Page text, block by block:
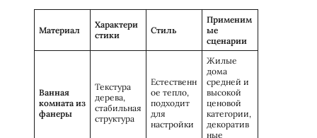
Материал
Характери
стики
Стиль
Применим
ые
сценарии
Ванная
комната из
фанеры
Текстура
дерева,
стабильная
структура
Естественн
ое тепло,
подходит
для
настройки
Жилые
дома
средней и
высокой
ценовой
категории,
декоратив
ные